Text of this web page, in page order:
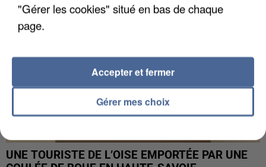
UNE TOURISTE DE L’OISE EMPORTÉE PAR UNE
"Gérer les cookies" situé en bas de chaque
page.
Gérer mes choix
Accepter et fermer